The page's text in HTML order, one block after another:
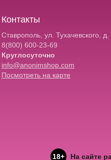
Контакты
Ставрополь, ул. Тухачевского, д.
8(800) 600-23-69
Круглосуточно
info@anonimshop.com
Посмотреть на карте
18+ На сайте